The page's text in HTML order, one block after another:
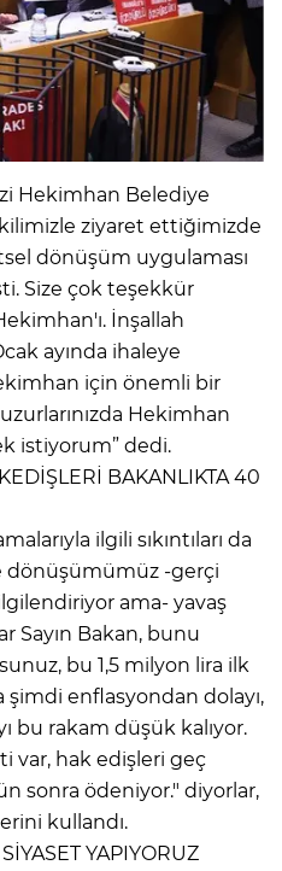
Hekimhan Belediye
ziyaret ettiğimizde
dönüşüm uygulaması
Size çok teşekkür
İnşallah
ayında ihaleye
için önemli bir
Hekimhan
istiyorum” dedi.
BAKANLIKTA 40
ilgili sıkıntıları da
dönüşümümüz -gerçi
ama- yavaş
Sayın Bakan, bunu
bu 1,5 milyon lira ilk
şimdi enflasyondan dolayı,
bu rakam düşük kalıyor.
var, hak edişleri geç
sonra ödeniyor." diyorlar,
kullandı.
YAPIYORUZ